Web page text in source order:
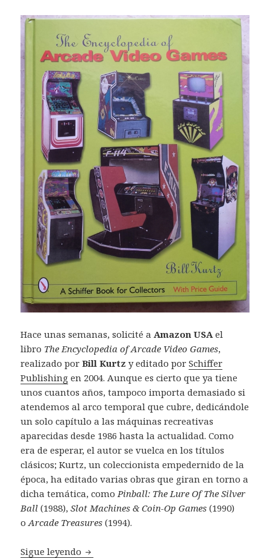
Hace unas semanas, solicité a Amazon USA el
libro The Encyclopedia of Arcade Video Games,
realizado porBill Kurtz y editado porSchiffer
Publishing en 2004. Aunque es cierto que ya tiene
unos cuantos años, tampoco importa demasiado si
atendemos al arco temporal que cubre, dedicándole
un solo capítulo a las máquinas recreativas
aparecidas desde 1986 hasta la actualidad. Como
era de esperar, el autor se vuelca en los títulos
clásicos; Kurtz, un coleccionista empedernido de la
época, ha editado varias obras que giran en torno a
dicha temática, como Pinball: The Lure Of The Silver
Ball(1988),Slot Machines & Coin-Op Games(1990)
oArcade Treasures(1994).
Sigue leyendo Libro: The Encyclopedia of Arcade Video